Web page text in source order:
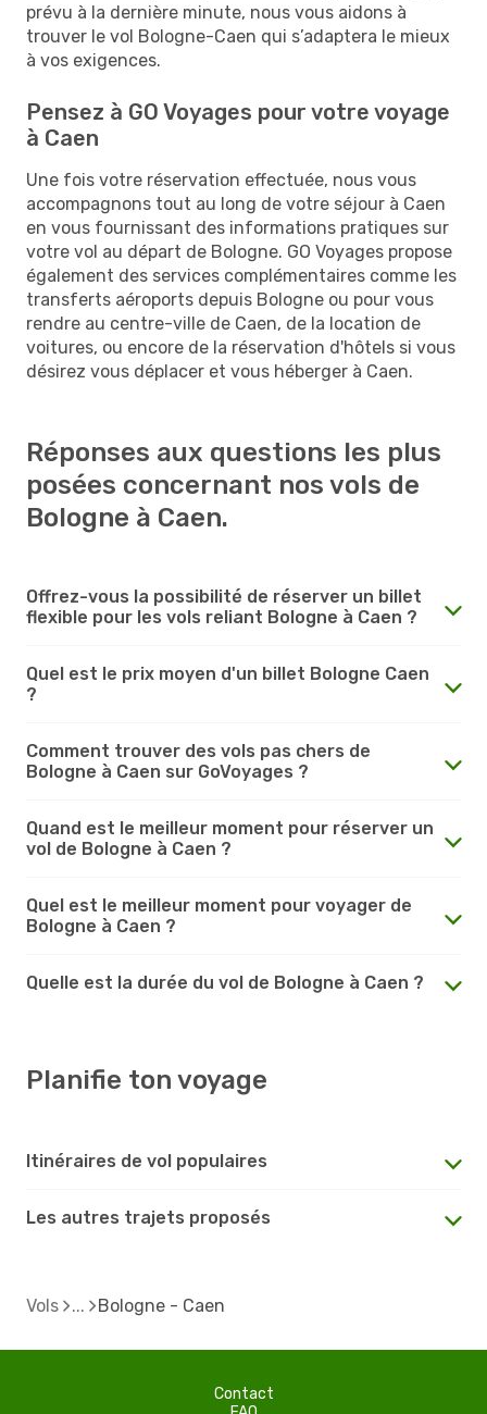
prévu à la dernière minute, nous vous aidons à
trouver le vol Bologne-Caen qui s’adaptera le mieux
à vos exigences.
Pensez à GO Voyages pour votre voyage
à Caen
Une fois votre réservation effectuée, nous vous
accompagnons tout au long de votre séjour à Caen
en vous fournissant des informations pratiques sur
votre vol au départ de Bologne. GO Voyages propose
également des services complémentaires comme les
transferts aéroports depuis Bologne ou pour vous
rendre au centre-ville de Caen, de la location de
voitures, ou encore de la réservation d'hôtels si vous
désirez vous déplacer et vous héberger à Caen.
Réponses aux questions les plus
posées concernant nos vols de
Bologne à Caen.
Offrez-vous la possibilité de réserver un billet
flexible pour les vols reliant Bologne à Caen ?
Quel est le prix moyen d'un billet Bologne Caen
?
Comment trouver des vols pas chers de
Bologne à Caen sur GoVoyages ?
Quand est le meilleur moment pour réserver un
vol de Bologne à Caen ?
Quel est le meilleur moment pour voyager de
Bologne à Caen ?
Quelle est la durée du vol de Bologne à Caen ?
Planifie ton voyage
Itinéraires de vol populaires
Les autres trajets proposés
Vols Bologne - Caen
Contact